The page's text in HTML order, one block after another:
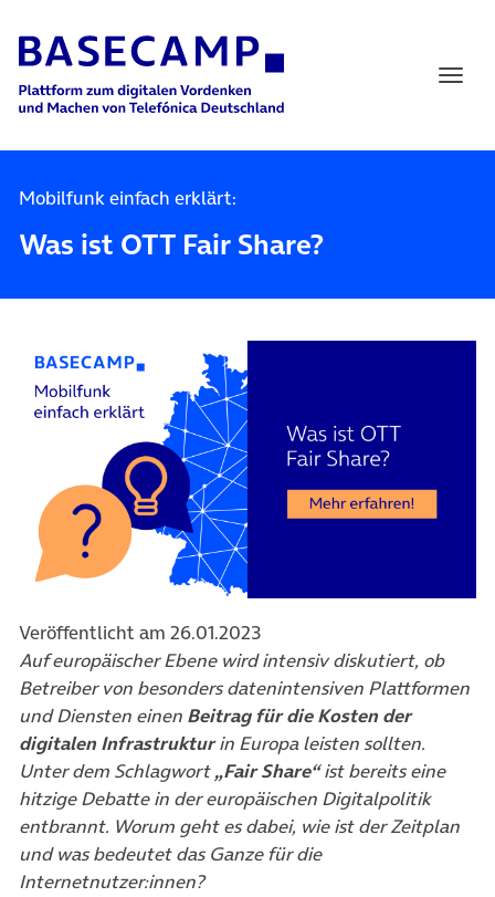
Main Navigation
Mobilfunk einfach erklärt:
Was ist OTT Fair Share?
Veröffentlicht am 26.01.2023
Auf europäischer Ebene wird intensiv diskutiert, ob
Betreiber von besonders datenintensiven Plattformen
und Diensten einen Beitrag für die Kosten der
digitalen Infrastrukturin Europa leisten sollten.
Unter dem Schlagwort„Fair Share“ist bereits eine
hitzige Debatte in der europäischen Digitalpolitik
entbrannt. Worum geht es dabei, wie ist der Zeitplan
und was bedeutet das Ganze für die
Internetnutzer:innen?